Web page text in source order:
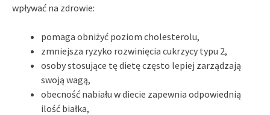
wpływać na zdrowie:
pomaga obniżyć poziom cholesterolu,
zmniejsza ryzyko rozwinięcia cukrzycy typu 2,
osoby stosujące tę dietę często lepiej zarządzają
swoją wagą,
obecność nabiału w diecie zapewnia odpowiednią
ilość białka,